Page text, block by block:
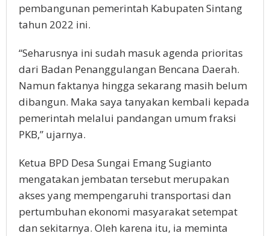
pembangunan pemerintah Kabupaten Sintang
tahun 2022 ini.
“Seharusnya ini sudah masuk agenda prioritas
dari Badan Penanggulangan Bencana Daerah.
Namun faktanya hingga sekarang masih belum
dibangun. Maka saya tanyakan kembali kepada
pemerintah melalui pandangan umum fraksi
PKB,” ujarnya.
Ketua BPD Desa Sungai Emang Sugianto
mengatakan jembatan tersebut merupakan
akses yang mempengaruhi transportasi dan
pertumbuhan ekonomi masyarakat setempat
dan sekitarnya. Oleh karena itu, ia meminta